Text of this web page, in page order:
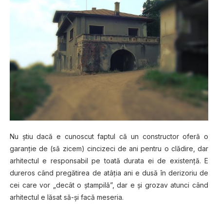
Nu știu dacă e cunoscut faptul că un constructor oferă o
garanție de (să zicem) cincizeci de ani pentru o clădire, dar
arhitectul e responsabil pe toată durata ei de existență. E
dureros când pregătirea de atâția ani e dusă în derizoriu de
cei care vor „decât o ștampilă”, dar e și grozav atunci când
arhitectul e lăsat să-și facă meseria.